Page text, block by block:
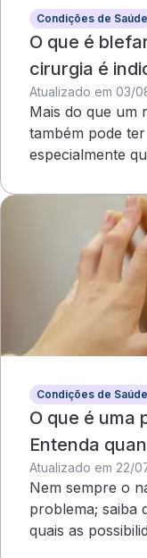
Condições de Saúde
O que é
cirurgia é
Atualizado em 03/
Mais do que um
também pode
especialmente
Condições de Saúde
O que é uma
Entenda
Atualizado em 22/
Nem sempre o
problema; saiba
quais as